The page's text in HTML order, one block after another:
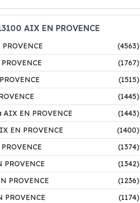
AIX EN PROVENCE
(4563)
(1767)
(1515)
(1445)
EN PROVENCE
(1443)
EN PROVENCE
(1400)
(1374)
(1342)
PROVENCE
(1236)
PROVENCE
(1174)